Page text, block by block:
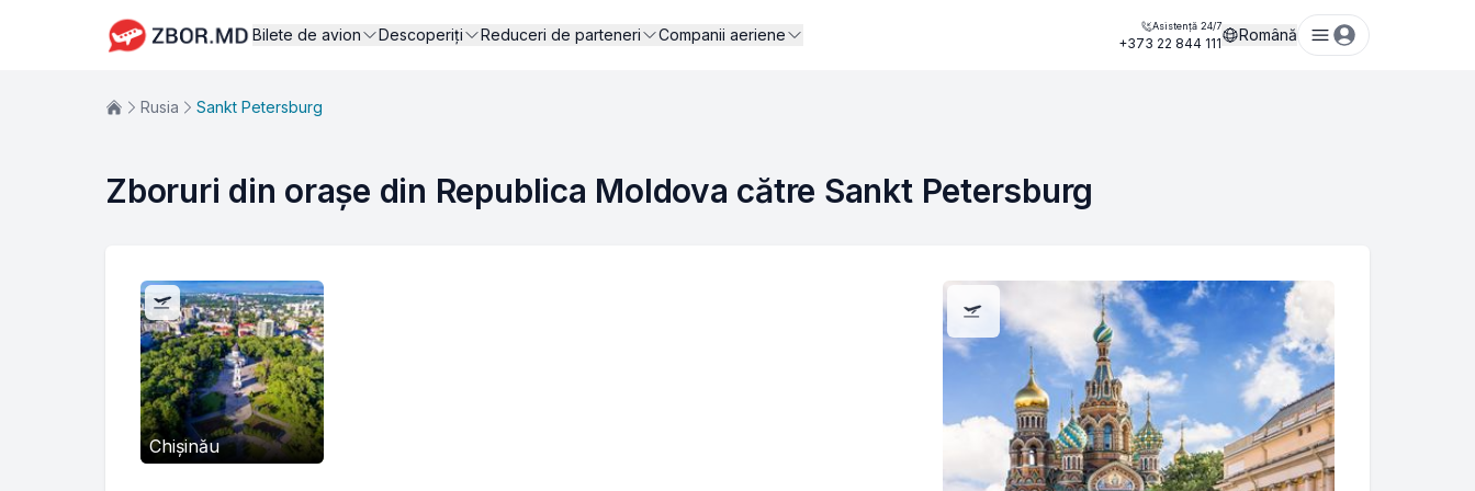
Bilete de avion Descoperiți Reduceri de parteneri Companii aeriene Asistență 24/7
+373 22 844 111 Română
Rusia Sankt Petersburg
Zboruri din orașe din Republica Moldova către Sankt Petersburg
Chișinău